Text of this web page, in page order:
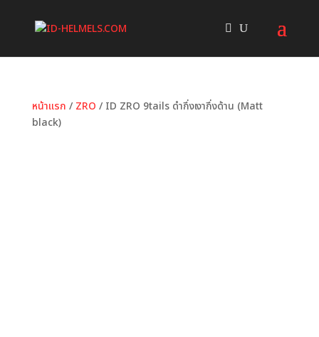
หน้าแรก / ZRO / ID ZRO 9tails ดำกึ่งเงากึ่งด้าน (Matt
black)